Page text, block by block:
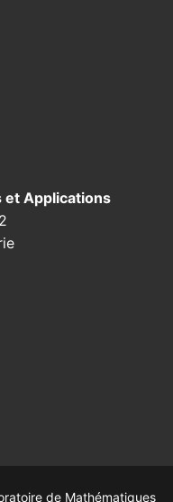
et Applications
de Mathématiques